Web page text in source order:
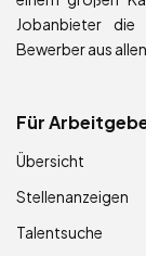
Jobanbieter die
Bewerber aus
Für
Übersicht
Stellenanzeigen
Talentsuche